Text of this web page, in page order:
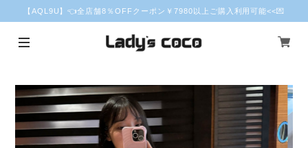
【AQL9U】👈全店舗8％OFFクーポン￥7980以上ご購入利用可能<<💌